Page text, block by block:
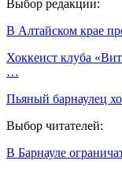
Выбор редакции:
В Алтайском крае
Хоккеист клуба
…
Пьяный барнаулец
Выбор читателей:
В Барнауле